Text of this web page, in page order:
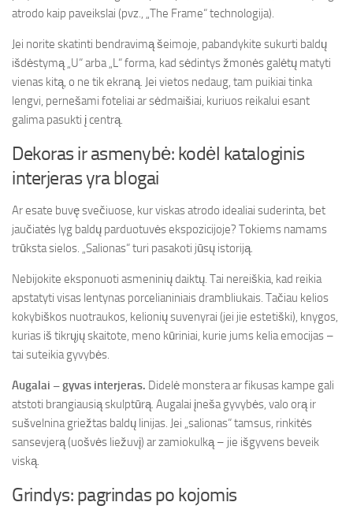
atrodo kaip paveikslai (pvz., „The Frame“ technologija).
Jei norite skatinti bendravimą šeimoje, pabandykite sukurti baldų
išdėstymą „U“ arba „L“ forma, kad sėdintys žmonės galėtų matyti
vienas kitą, o ne tik ekraną. Jei vietos nedaug, tam puikiai tinka
lengvi, pernešami foteliai ar sėdmaišiai, kuriuos reikalui esant
galima pasukti į centrą.
Dekoras ir asmenybė: kodėl kataloginis
interjeras yra blogai
Ar esate buvę svečiuose, kur viskas atrodo idealiai suderinta, bet
jaučiatės lyg baldų parduotuvės ekspozicijoje? Tokiems namams
trūksta sielos. „Salionas“ turi pasakoti jūsų istoriją.
Nebijokite eksponuoti asmeninių daiktų. Tai nereiškia, kad reikia
apstatyti visas lentynas porcelianiniais drambliukais. Tačiau kelios
kokybiškos nuotraukos, kelionių suvenyrai (jei jie estetiški), knygos,
kurias iš tikrųjų skaitote, meno kūriniai, kurie jums kelia emocijas –
tai suteikia gyvybės.
Augalai – gyvas interjeras. Didelė monstera ar fikusas kampe gali
atstoti brangiausią skulptūrą. Augalai įneša gyvybės, valo orą ir
sušvelnina griežtas baldų linijas. Jei „salionas“ tamsus, rinkitės
sansevjerą (uošvės liežuvį) ar zamiokulką – jie išgyvens beveik
viską.
Grindys: pagrindas po kojomis